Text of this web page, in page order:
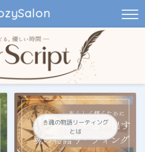
📓魂の物語リーティング
とは